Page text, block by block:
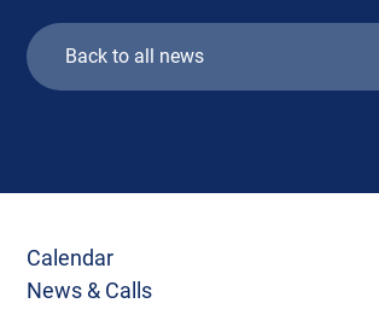
Back to all news
Calendar
News & Calls